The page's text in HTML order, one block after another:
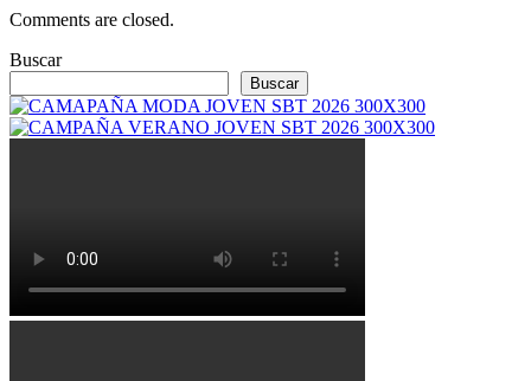
Comments are closed.
Buscar
Buscar